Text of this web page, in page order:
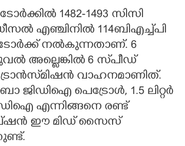
1482-1493 സിസി
എഞ്ചിനിൽ 114ബിഎച്ച്പി
നൽകുന്നതാണ്. 6
അല്ലെങ്കിൽ 6 സ്‌പീഡ്
ട്രാൻസ്‌മിഷൻ വാഹനമാണിത്.
ജിഡിഐ പെട്രോൾ, 1.5 ലിറ്റർ
എന്നിങ്ങനെ രണ്ട്
ഈ മിഡ് സൈസ്